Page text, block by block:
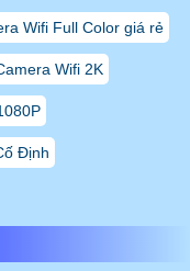
Wifi Full Color giá rẻ
Wifi 2K
Định